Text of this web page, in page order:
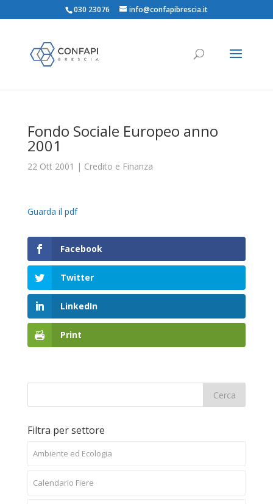
030 23076 info@confapibrescia.it
Fondo Sociale Europeo anno
2001
22 Ott 2001 | Credito e Finanza
Guarda il pdf
Facebook
Twitter
LinkedIn
Print
Filtra per settore
Ambiente ed Ecologia
Calendario Fiere